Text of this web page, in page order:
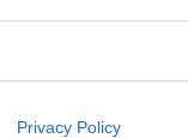
Privacy Policy